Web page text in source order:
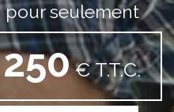
pour seulement
250€ T.T.C.